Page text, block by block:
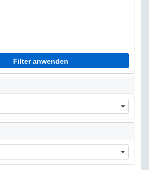
Filter anwenden